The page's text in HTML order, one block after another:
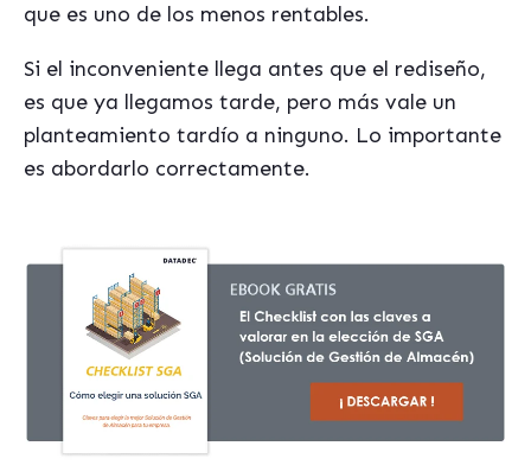
que es uno de los menos rentables.
Si el inconveniente llega antes que el rediseño,
es que ya llegamos tarde, pero más vale un
planteamiento tardío a ninguno. Lo importante
es abordarlo correctamente.